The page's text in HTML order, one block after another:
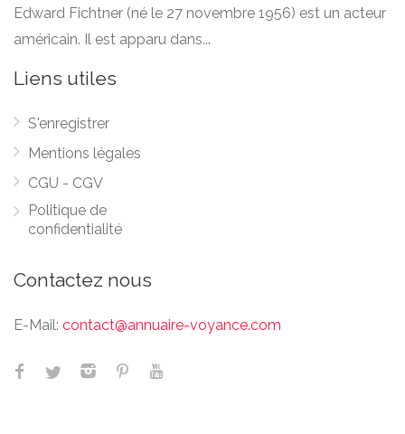
Edward Fichtner (né le 27 novembre 1956) est un acteur
américain. Il est apparu dans...
Liens utiles
S'enregistrer
Mentions légales
CGU - CGV
Politique de
confidentialité
Contactez nous
E-Mail: contact@annuaire-voyance.com